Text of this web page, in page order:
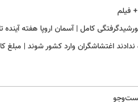
فیلم
کامل | آسمان اروپا هفته آینده
اغتشاشگران وارد کشور شوند | مبلغ